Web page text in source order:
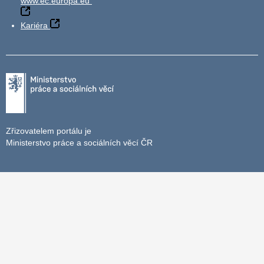
Kariéra
Zřizovatelem portálu je
Ministerstvo práce a sociálních věcí ČR